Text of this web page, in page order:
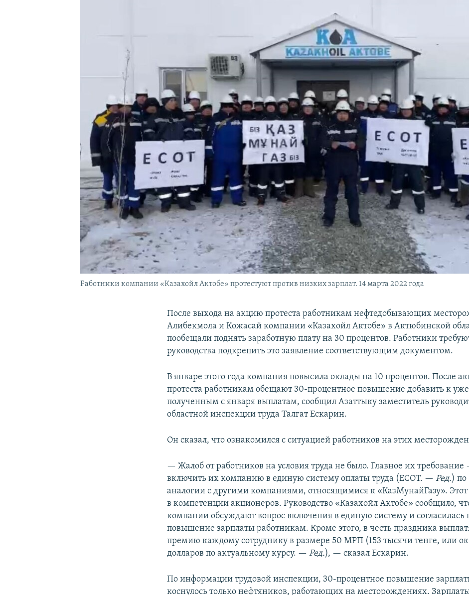
Работники компании «Казахойл Актобе» протестуют против низких зарплат. 14 марта 2022 года
После выхода на акцию протеста работникам нефтедобывающих
Алибекмола и Кожасай компании «Казахойл Актобе» в Актюбинской
пообещали поднять заработную плату на 30 процентов. Работники
руководства подкрепить это заявление соответствующим документом.
В январе этого года компания повысила оклады на 10 процентов. После
протеста работникам обещают 30-процентное повышение добавить к уже
полученным с января выплатам, сообщил Азаттыку заместитель
областной инспекции труда Талгат Ескарин.
Он сказал, что ознакомился с ситуацией работников на этих
— Жалоб от работников на условия труда не было. Главное их требование
включить их компанию в единую систему оплаты труда (ЕСОТ. —Ред.) по
аналогии с другими компаниями, относящимися к «КазМунайГазу». Этот
в компетенции акционеров. Руководство «Казахойл Актобе» сообщило,
компании обсуждают вопрос включения в единую систему и согласилась
повышение зарплаты работникам. Кроме этого, в честь праздника
премию каждому сотруднику в размере 50 МРП (153 тысячи тенге, или
долларов по актуальному курсу. —Ред.), — сказал Ескарин.
По информации трудовой инспекции, 30-процентное повышение
коснулось только нефтяников, работающих на месторождениях. Зарплаты